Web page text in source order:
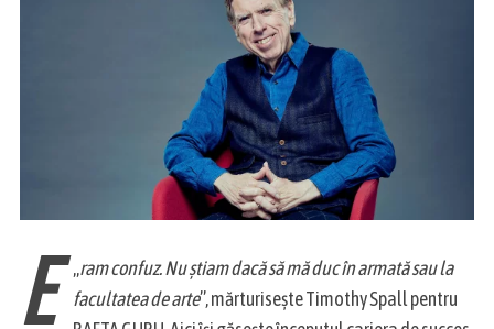
„
E
ram confuz. Nu știam dacă să mă duc în armată sau la
facultatea de arte”, mărturisește Timothy Spall pentru